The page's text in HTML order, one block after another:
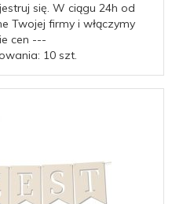
się. W ciągu 24h od
Twojej firmy i włączymy
cen ---
10 szt.